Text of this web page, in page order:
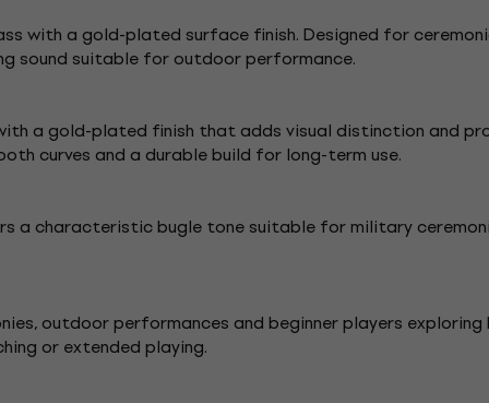
with a gold-plated surface finish. Designed for
sound suitable for outdoor performance.
a gold-plated finish that adds visual distinction and
curves and a durable build for long-term use.
a characteristic bugle tone suitable for military
outdoor performances and beginner players
or extended playing.